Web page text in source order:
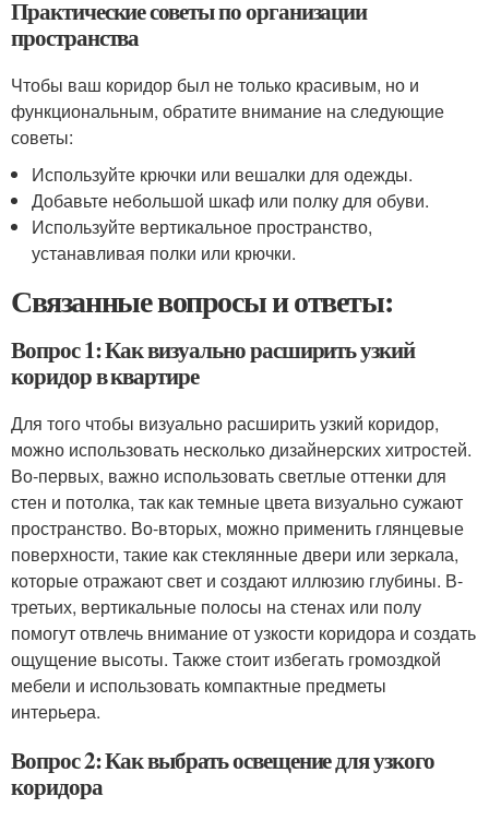
Практические советы по организации
пространства
Чтобы ваш коридор был не только красивым, но и
функциональным, обратите внимание на следующие
советы:
Используйте крючки или вешалки для одежды.
Добавьте небольшой шкаф или полку для обуви.
Используйте вертикальное пространство,
устанавливая полки или крючки.
Связанные вопросы и ответы:
Вопрос 1: Как визуально расширить узкий
коридор в квартире
Для того чтобы визуально расширить узкий коридор,
можно использовать несколько дизайнерских хитростей.
Во-первых, важно использовать светлые оттенки для
стен и потолка, так как темные цвета визуально сужают
пространство. Во-вторых, можно применить глянцевые
поверхности, такие как стеклянные двери или зеркала,
которые отражают свет и создают иллюзию глубины. В-
третьих, вертикальные полосы на стенах или полу
помогут отвлечь внимание от узкости коридора и создать
ощущение высоты. Также стоит избегать громоздкой
мебели и использовать компактные предметы
интерьера.
Вопрос 2: Как выбрать освещение для узкого
коридора